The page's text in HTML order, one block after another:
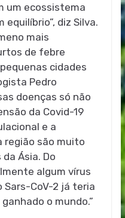
um ecossistema
diz Silva.
mais
de febre
cidades
Pedro
doenças só não
da Covid-19
e a
região são muito
Ásia. Do
algum vírus
CoV-2 já teria
o mundo.”